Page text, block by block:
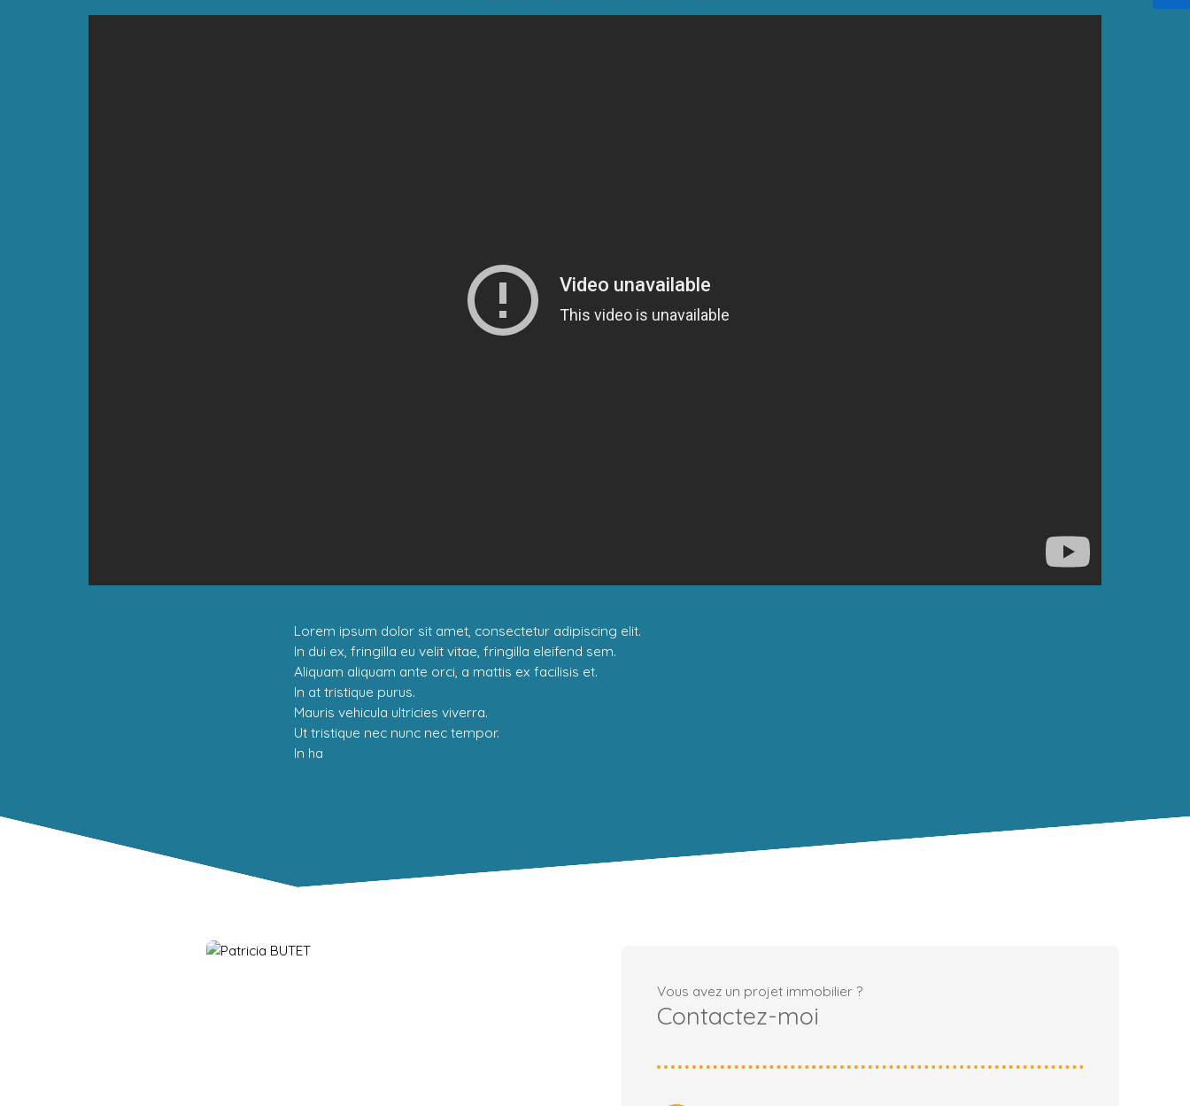
Lorem ipsum dolor sit amet, consectetur adipiscing elit.
In dui ex, fringilla eu velit vitae, fringilla eleifend sem.
Aliquam aliquam ante orci, a mattis ex facilisis et.
In at tristique purus.
Mauris vehicula ultricies viverra.
Ut tristique nec nunc nec tempor.
In ha
Vous avez un projet immobilier ?
Contactez-moi